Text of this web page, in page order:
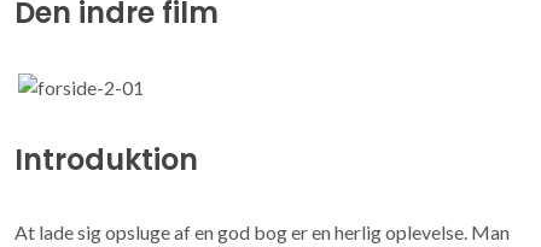
Den indre film
Introduktion
At lade sig opsluge af en god bog er en herlig oplevelse. Man